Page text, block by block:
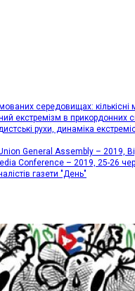
середовищах: кількісні
екстремізм в прикордонних
рухи, динаміка
General Assembly – 2019,
Conference – 2019, 25-26
газети "День"